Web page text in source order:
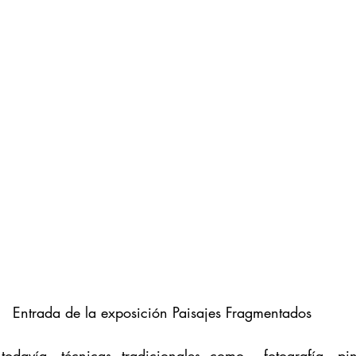
Entrada de la exposición Paisajes Fragmentados